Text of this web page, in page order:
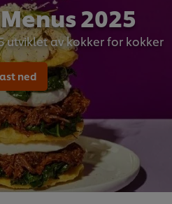
2025
utviklet av kokker for kokker
ned